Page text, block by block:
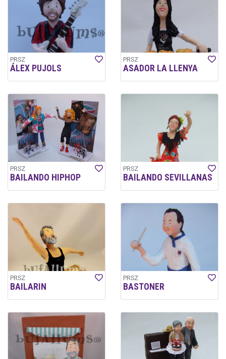
PRSZ
ÁLEX PUJOLS
PRSZ
ASADOR LA LLENYA
PRSZ
BAILANDO HIPHOP
PRSZ
BAILANDO SEVILLANAS
PRSZ
BAILARIN
PRSZ
BASTONER